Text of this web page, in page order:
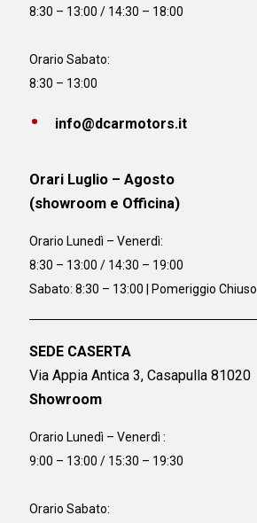
8:30 – 13:00 / 14:30 – 18:00
Orario Sabato:
8:30 – 13:00
info@dcarmotors.it
Orari Luglio – Agosto
(showroom e Officina)
Orario Lunedì – Venerdì:
8:30 – 13:00 / 14:30 – 19:00
Sabato: 8:30 – 13:00 | Pomeriggio Chiuso
SEDE CASERTA
Via Appia Antica 3, Casapulla 81020
Showroom
Orario Lunedì – Venerdì :
9:00 – 13:00 / 15:30 – 19:30
Orario Sabato: